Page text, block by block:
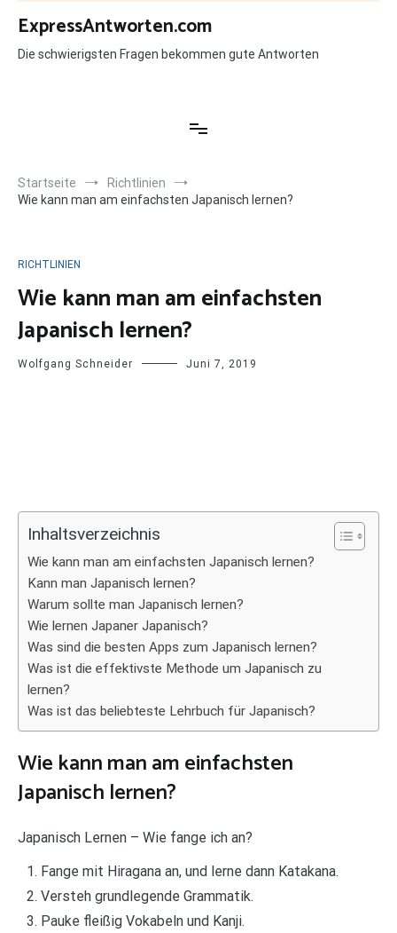
Zum
Inhalt
springen
ExpressAntworten.com
Die schwierigsten Fragen bekommen gute Antworten
Startseite
Richtlinien
Wie kann man am einfachsten Japanisch lernen?
RICHTLINIEN
Wie kann man am einfachsten
Japanisch lernen?
Wolfgang Schneider Juni 7, 2019
Inhaltsverzeichnis
Wie kann man am einfachsten Japanisch lernen?
Kann man Japanisch lernen?
Warum sollte man Japanisch lernen?
Wie lernen Japaner Japanisch?
Was sind die besten Apps zum Japanisch lernen?
Was ist die effektivste Methode um Japanisch zu
lernen?
Was ist das beliebteste Lehrbuch für Japanisch?
Wie kann man am einfachsten
Japanisch lernen?
Japanisch Lernen – Wie fange ich an?
Fange mit Hiragana an, und lerne dann Katakana.
Versteh grundlegende Grammatik.
Pauke fleißig Vokabeln und Kanji.